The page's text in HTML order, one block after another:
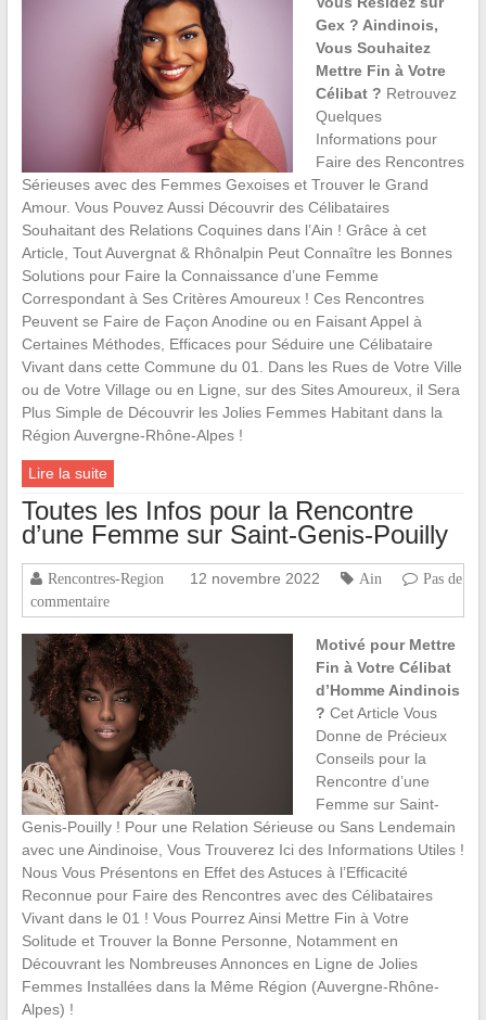
Gex ? Aindinois,
Vous Souhaitez
Mettre Fin à Votre
Célibat ? Retrouvez
Quelques
Informations pour
Faire des Rencontres
Sérieuses avec des Femmes Gexoises et Trouver le Grand
Amour. Vous Pouvez Aussi Découvrir des Célibataires
Souhaitant des Relations Coquines dans l’Ain ! Grâce à cet
Article, Tout Auvergnat & Rhônalpin Peut Connaître les Bonnes
Solutions pour Faire la Connaissance d’une Femme
Correspondant à Ses Critères Amoureux ! Ces Rencontres
Peuvent se Faire de Façon Anodine ou en Faisant Appel à
Certaines Méthodes, Efficaces pour Séduire une Célibataire
Vivant dans cette Commune du 01. Dans les Rues de Votre Ville
ou de Votre Village ou en Ligne, sur des Sites Amoureux, il Sera
Plus Simple de Découvrir les Jolies Femmes Habitant dans la
Région Auvergne-Rhône-Alpes !
Lire la suite
Toutes les Infos pour la Rencontre
d’une Femme sur Saint-Genis-Pouilly
Rencontres-Region 12 novembre 2022 Ain
Pas de
commentaire
Motivé pour Mettre
Fin à Votre Célibat
d’Homme Aindinois
? Cet Article Vous
Donne de Précieux
Conseils pour la
Rencontre d’une
Femme sur Saint-
Genis-Pouilly ! Pour une Relation Sérieuse ou Sans Lendemain
avec une Aindinoise, Vous Trouverez Ici des Informations Utiles !
Nous Vous Présentons en Effet des Astuces à l’Efficacité
Reconnue pour Faire des Rencontres avec des Célibataires
Vivant dans le 01 ! Vous Pourrez Ainsi Mettre Fin à Votre
Solitude et Trouver la Bonne Personne, Notamment en
Découvrant les Nombreuses Annonces en Ligne de Jolies
Femmes Installées dans la Même Région (Auvergne-Rhône-
Alpes) !